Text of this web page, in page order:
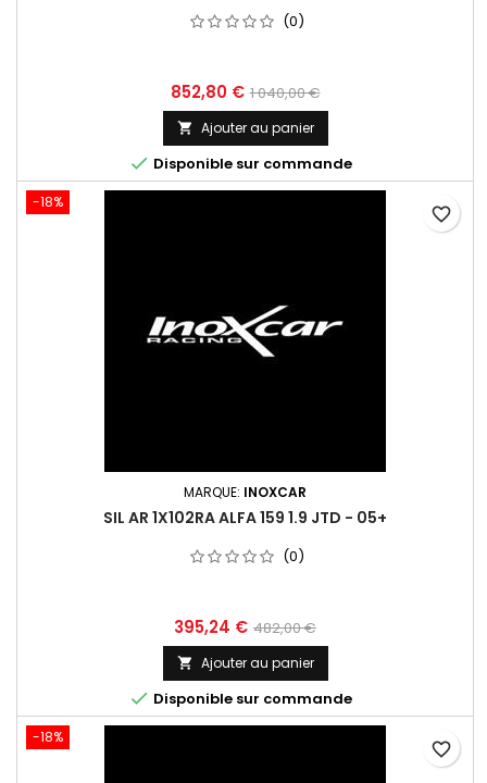
(0)
Prix
852,80 € Prix
de
base
1 040,00 €
 Ajouter au panier
 Disponible sur commande
-18%
MARQUE: INOXCAR
SIL AR 1X102RA ALFA 159 1.9 JTD - 05+
(0)
Prix
395,24 € Prix
de
base
482,00 €
 Ajouter au panier
 Disponible sur commande
favorite_border
-18%
favorite_border